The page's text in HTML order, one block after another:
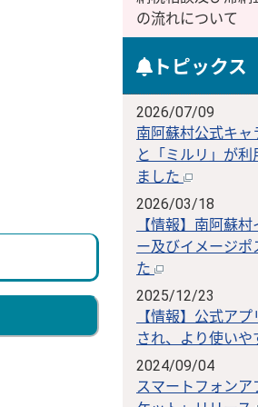
の流れについて
トピックス
2026/07/09
南阿蘇村公式キャ
と「ミルリ」が
ました
2026/03/18
【情報】南阿蘇
ー及びイメージ
た
2025/12/23
【情報】公式ア
され、より使いや
2024/09/04
スマートフォン